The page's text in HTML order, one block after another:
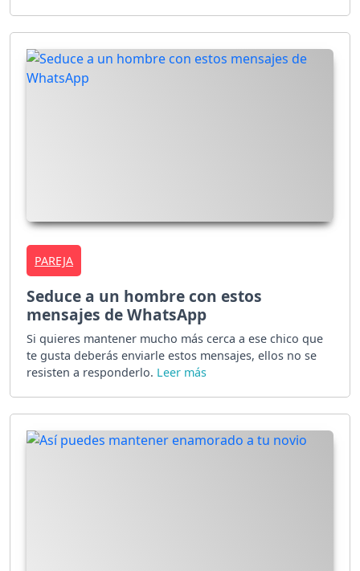
PAREJA
Seduce a un hombre con estos
mensajes de WhatsApp
Si quieres mantener mucho más cerca a ese chico que
te gusta deberás enviarle estos mensajes, ellos no se
resisten a responderlo.